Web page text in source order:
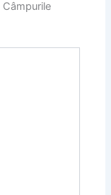
Câmpurile